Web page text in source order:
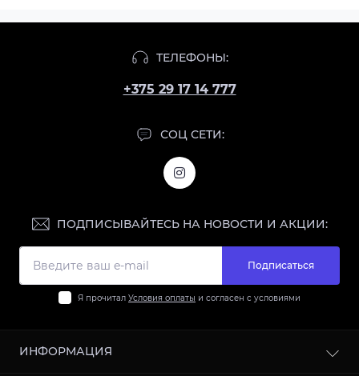
ТЕЛЕФОНЫ:
+375 29 17 14 777
СОЦ СЕТИ:
ПОДПИСЫВАЙТЕСЬ НА НОВОСТИ И АКЦИИ:
Подписаться
Я прочитал Условия оплаты и согласен с условиями
ИНФОРМАЦИЯ